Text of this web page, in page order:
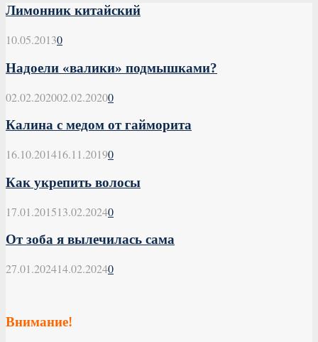
Лимонник китайский
10.05.20130
Надоели «валики» подмышками?
02.02.202002.02.20200
Калина с медом от гайморита
16.10.201416.11.20190
Как укрепить волосы
17.01.201513.02.20240
От зоба я вылечилась сама
27.01.202414.02.20240
Внимание!